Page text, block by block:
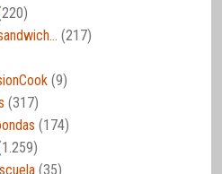
(217)
(9)
(317)
(174)
(35)